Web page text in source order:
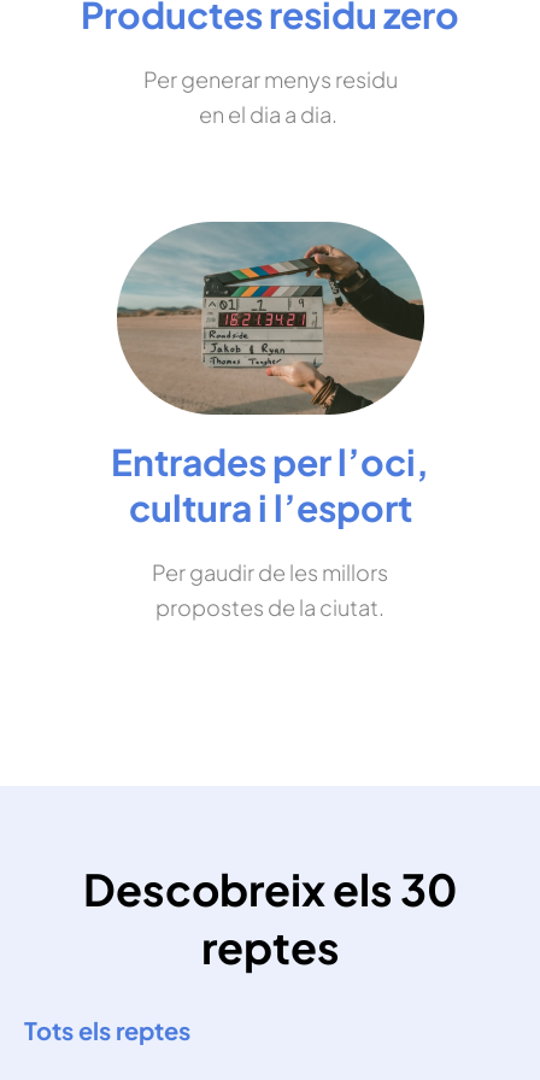
Productes residu zero
Per generar menys residu
en el dia a dia.
Entrades per l’oci,
cultura i l’esport
Per gaudir de les millors
propostes de la ciutat.
Descobreix els 30
reptes
Tots els reptes